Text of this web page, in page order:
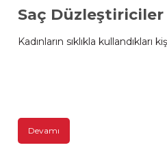
Saç Düzleştiriciler
Kadınların sıklıkla
Devamı